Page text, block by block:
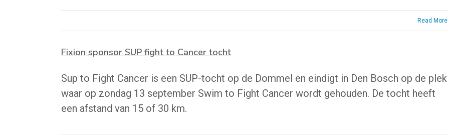
Read More
Fixion sponsor SUP fight to Cancer tocht
Sup to Fight Cancer is een SUP-tocht op de Dommel en eindigt in Den Bosch op de plek
waar op zondag 13 september Swim to Fight Cancer wordt gehouden. De tocht heeft
een afstand van 15 of 30 km.